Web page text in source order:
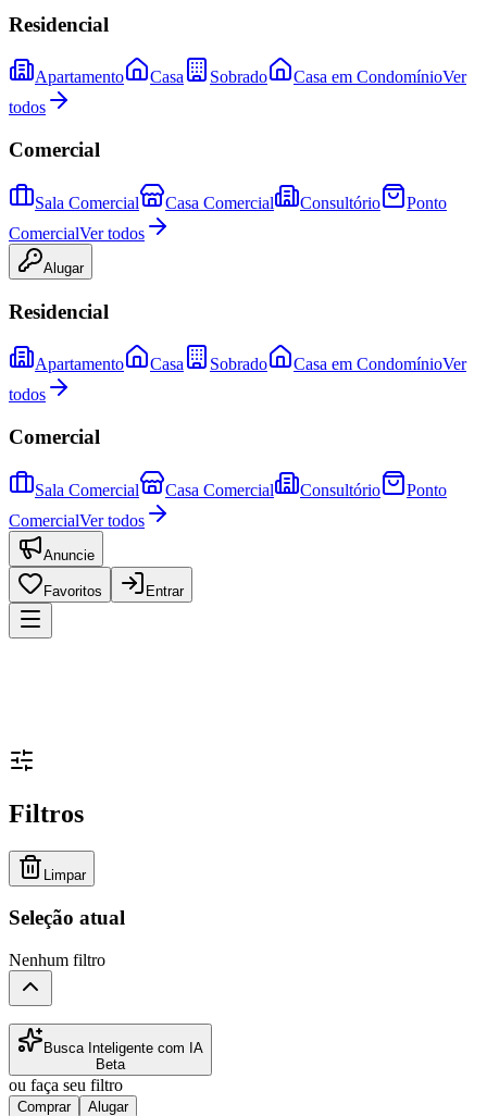
Residencial
Apartamento Casa Sobrado Casa em CondomínioVer
todos
Comercial
Sala Comercial Casa Comercial Consultório
Ponto
ComercialVer todos
Alugar
Residencial
Apartamento Casa Sobrado Casa em CondomínioVer
todos
Comercial
Sala Comercial Casa Comercial Consultório
Ponto
ComercialVer todos
Anuncie
Favoritos Entrar
Filtros
Limpar
Seleção atual
Nenhum filtro
Busca Inteligente com IA
Beta
ou faça seu filtro
Comprar Alugar